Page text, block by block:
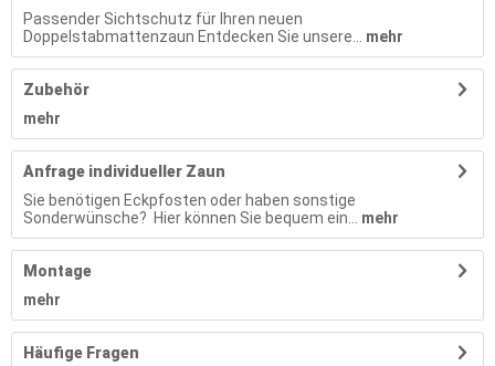
Passender Sichtschutz für Ihren neuen
Doppelstabmattenzaun Entdecken Sie unsere...
mehr
Zubehör
mehr
Anfrage individueller Zaun
Sie benötigen Eckpfosten oder haben sonstige
Sonderwünsche? Hier können Sie bequem ein...
mehr
Montage
mehr
Häufige Fragen